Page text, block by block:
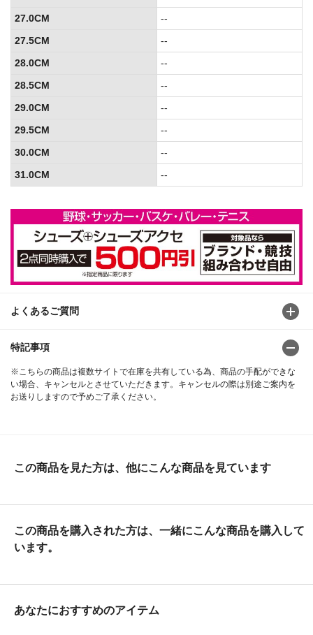
よくあるご質問
特記事項
※こちらの商品は複数サイトで在庫を共有している為、商品の手配ができな
い場合、キャンセルとさせていただきます。キャンセルの際は別途ご案内を
お送りしますので予めご了承ください。
27.0CM
--
27.5CM
--
28.0CM
--
28.5CM
--
29.0CM
--
29.5CM
--
30.0CM
--
31.0CM
--
この商品を見た方は、他にこんな商品を見ています
この商品を購入された方は、一緒にこんな商品を購入して
います。
あなたにおすすめのアイテム